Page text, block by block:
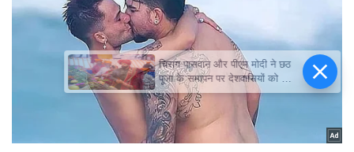
चिराग पासवान और पीएम मोदी ने छठ
पूजा के समापन पर देशवासियों को दी
शुभकामनाएं, छठी मैया से देश की
समृद्धि की कामना की